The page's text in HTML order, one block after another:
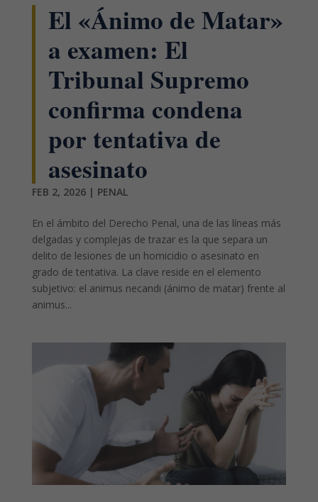
El «Ánimo de Matar»
a examen: El
Tribunal Supremo
confirma condena
por tentativa de
asesinato
FEB 2, 2026| PENAL
En el ámbito del Derecho Penal, una de las líneas más
delgadas y complejas de trazar es la que separa un
delito de lesiones de un homicidio o asesinato en
grado de tentativa. La clave reside en el elemento
subjetivo: el animus necandi (ánimo de matar) frente al
animus...